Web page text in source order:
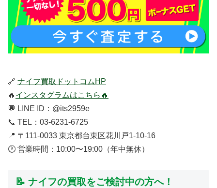
🔗 ナイフ買取ドットコムHP
🔥 インスタグラムはこちら🔥
💬 LINE ID：@its2959e
📞 TEL：03-6231-6725
📍 〒111-0033 東京都台東区花川戸1-10-16
🕐 営業時間：10:00〜19:00（年中無休）
📝 ナイフの買取をご検討中の方へ！